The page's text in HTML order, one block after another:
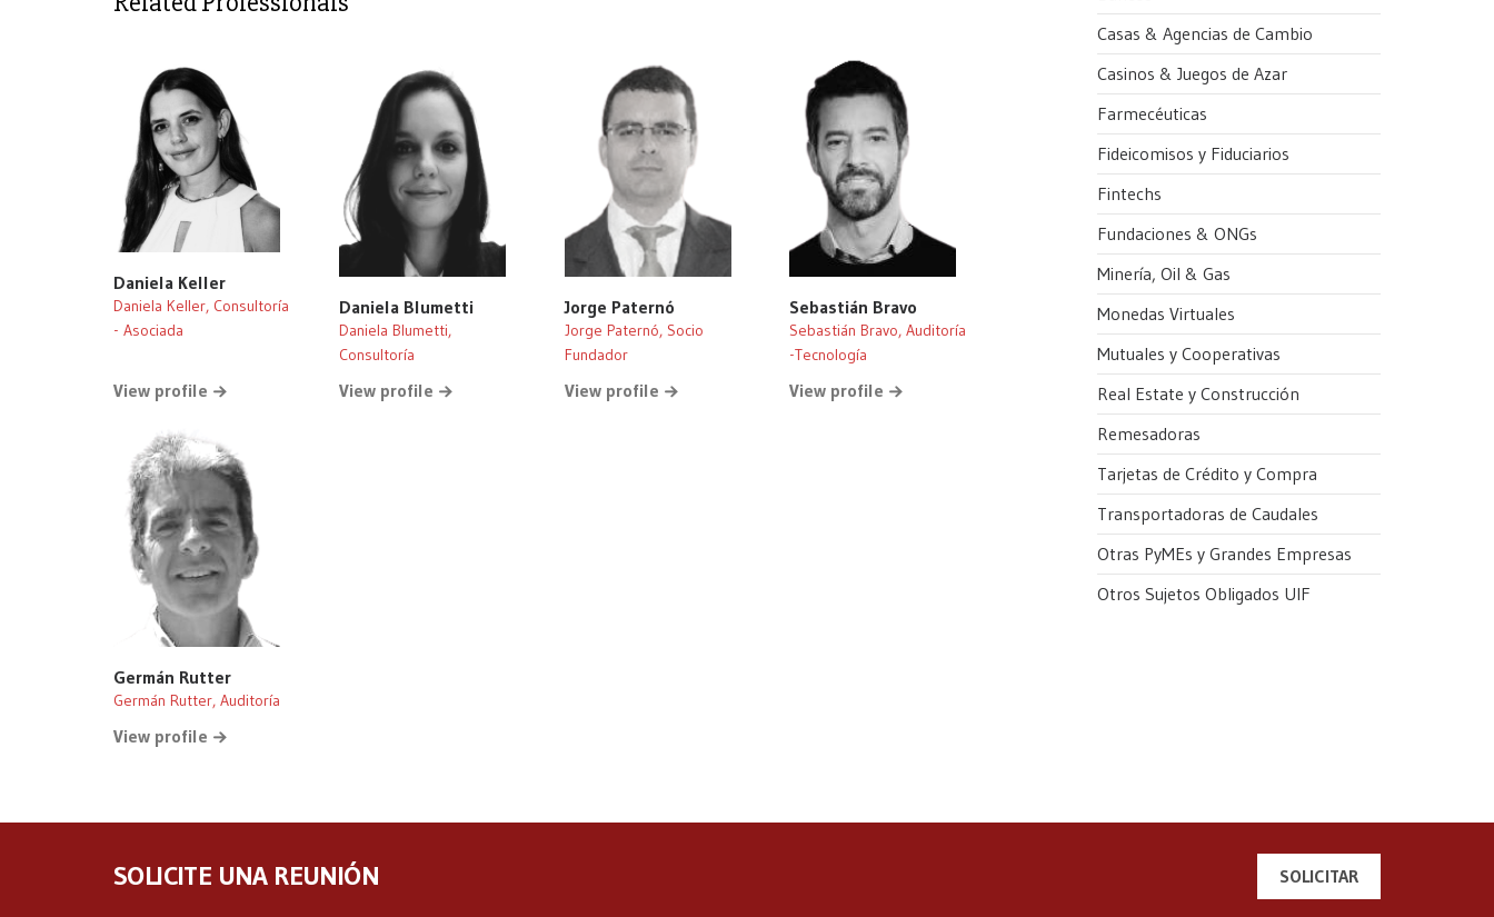
Daniela Keller
Daniela Keller, Consultoría
- Asociada
View profile
Daniela Blumetti
Daniela Blumetti,
Consultoría
View profile
Jorge Paternó
Jorge Paternó, Socio
Fundador
View profile
Sebastián Bravo
Sebastián Bravo, Auditoría
-Tecnología
View profile
Germán Rutter
Germán Rutter, Auditoría
View profile
Casas & Agencias de Cambio
Casinos & Juegos de Azar
Farmecéuticas
Fideicomisos y Fiduciarios
Fintechs
Fundaciones & ONGs
Minería, Oil & Gas
Monedas Virtuales
Mutuales y Cooperativas
Real Estate y Construcción
Remesadoras
Tarjetas de Crédito y Compra
Transportadoras de Caudales
Otras PyMEs y Grandes Empresas
Otros Sujetos Obligados UIF
SOLICITE UNA REUNIÓN SOLICITAR